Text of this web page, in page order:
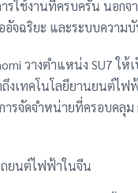
รใช้งานที่ครบครัน นอก
จฉริยะ และระบบความ
วางตำแหน่ง SU7
งเทคโนโลยียานยนต์ไ
ารจัดจำหน่ายที่ครอบคลุ
ยนต์ไฟฟ้าในจีน